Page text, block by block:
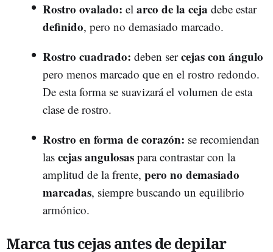
Rostro ovalado: el arco de la ceja debe estar
definido, pero no demasiado marcado.
Rostro cuadrado: deben sercejas con ángulo
pero menos marcado que en el rostro redondo.
De esta forma se suavizará el volumen de esta
clase de rostro.
Rostro en forma de corazón: se recomiendan
las cejas angulosas para contrastar con la
amplitud de la frente, pero no demasiado
marcadas, siempre buscando un equilibrio
armónico.
Marca tus cejas antes de depilar